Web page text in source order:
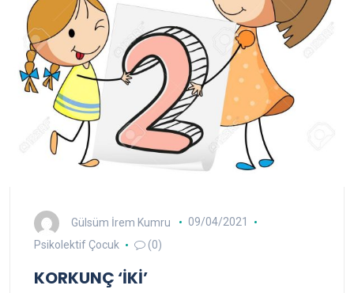
Gülsüm İrem Kumru
09/04/2021
Psikolektif Çocuk
(0)
KORKUNÇ ‘İKİ’